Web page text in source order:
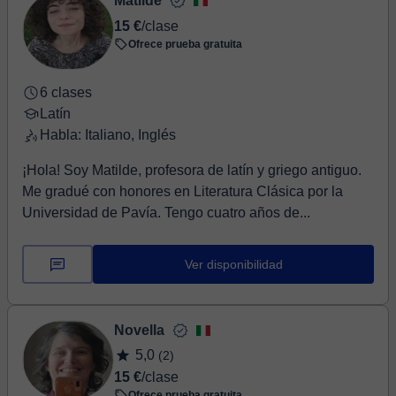
15 €/clase
Ofrece prueba gratuita
6 clases
Latín
Habla: Italiano, Inglés
¡Hola! Soy Matilde, profesora de latín y griego antiguo.
Me gradué con honores en Literatura Clásica por la
Universidad de Pavía. Tengo cuatro años de...
Ver disponibilidad
Novella
5,0 (2)
15 €/clase